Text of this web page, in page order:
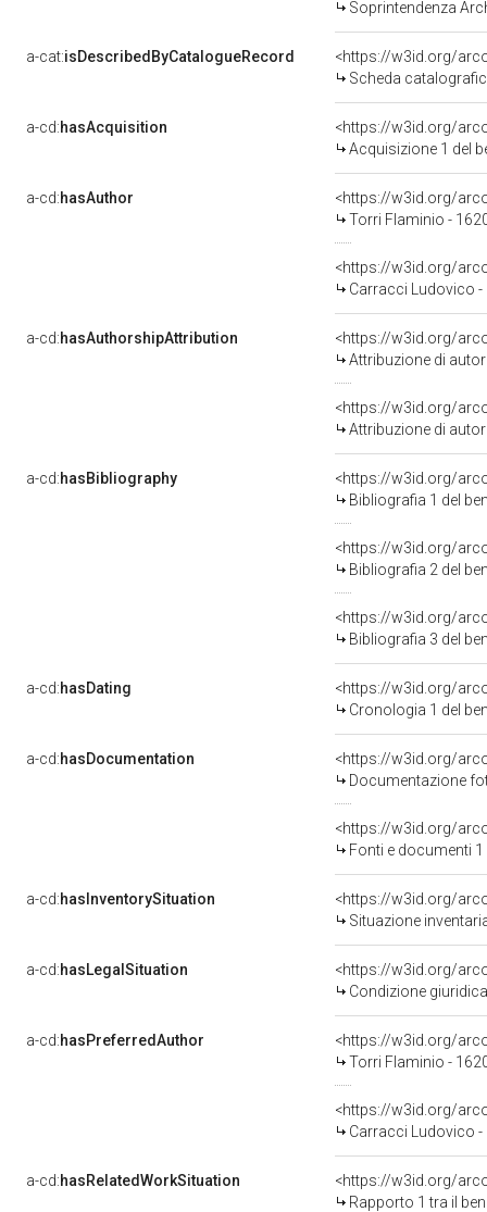
Soprintendenza
a-cat:isDescribedByCatalogueRecord
<https://w3id.org/
Scheda
a-cd:hasAcquisition
<https://w3id.org/
Acquisizione 1 del
a-cd:hasAuthor
<https://w3id.org/
Torri Flaminio -
<https://w3id.org/
Carracci Ludovico
a-cd:hasAuthorshipAttribution
<https://w3id.org/
Attribuzione di
<https://w3id.org/
Attribuzione di
a-cd:hasBibliography
<https://w3id.org/
Bibliografia 1 del
<https://w3id.org/
Bibliografia 2 del
<https://w3id.org/
Bibliografia 3 del
a-cd:hasDating
<https://w3id.org/
Cronologia 1 del
a-cd:hasDocumentation
Documentazione
<https://w3id.org/
Fonti e documenti
a-cd:hasInventorySituation
<https://w3id.org/
Situazione
a-cd:hasLegalSituation
Condizione
a-cd:hasPreferredAuthor
<https://w3id.org/
Torri Flaminio -
<https://w3id.org/
Carracci Ludovico
a-cd:hasRelatedWorkSituation
<https://w3id.org/
Rapporto 1 tra il